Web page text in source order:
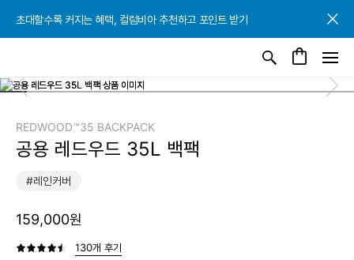
초대할수록 커지는 혜택, 컬럼비아 추천하고 포인트 받기
초대할수록 커지는 혜택, 컬럼비아 추천하고 포인트 받기
초대할수록 커지는 혜택, 컬럼비아 추천하고 포인트 받기
REDWOOD™35 BACKPACK
공용 레드우드 35L 백팩
#레인커버
159,000원
130개 후기